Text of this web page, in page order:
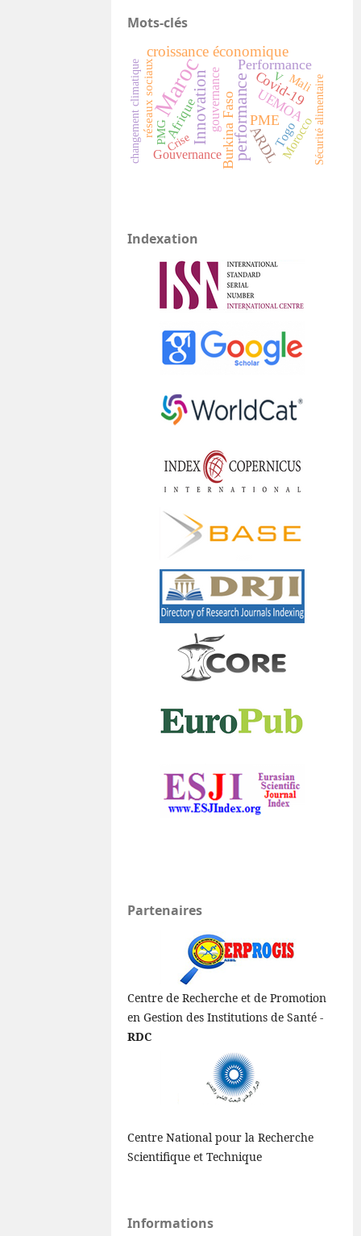
Mots-clés
Maroc performance
Innovation
croissance économique
Performance
Burkina Faso ARDL
PME
Covid-19
UEMOA
Afrique
Gouvernance Morocco
gouvernance
Togo
réseaux sociaux V Mali
PMG Sécurité alimentaire
Crise
changement climatique
Indexation
Partenaires
Centre de Recherche et de Promotion
en Gestion des Institutions de Santé -
RDC
Centre National pour la Recherche
Scientifique et Technique
Informations